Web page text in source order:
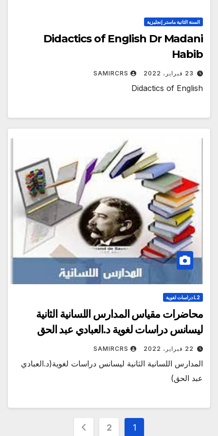
السنة الثانية ماستر إنجليزية
Didactics of English Dr Madani
Habib
23 فبراير، 2022 SAMIRCRS
Didactics of English
L2 دراسات لغوية
محاضرات مقياس المدارس اللسانية الثانية
ليسانس دراسات لغوية د.العبادي عبد الحق
22 فبراير، 2022 SAMIRCRS
المدارس اللسانية الثانية ليسانس دراسات لغوية(د.العبادي
عبد الحق)
Posts
1
2